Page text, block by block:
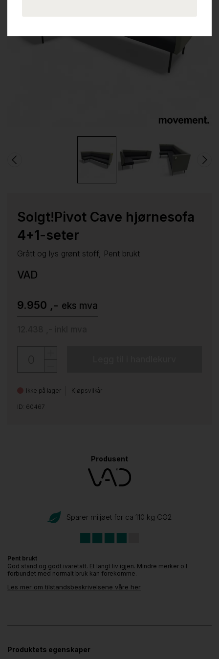
Solgt!Pivot Cave hjørnesofa
4+1-seter
Grått og lys grønt stoff, Pent brukt
VAD
9.950 ,- eks mva
Ikke på lager Kjøpsvilkår
ID: 60467
Produsent
Sparer miljøet for ca 110 kg CO2
Pent brukt
God stand og godt ivaretatt. Et langt liv igjen. Mindre merker o.l
forbundet med normalt bruk kan forekomme.
Les mer om tilstandsbeskrivelsene våre her
Produktets egenskaper